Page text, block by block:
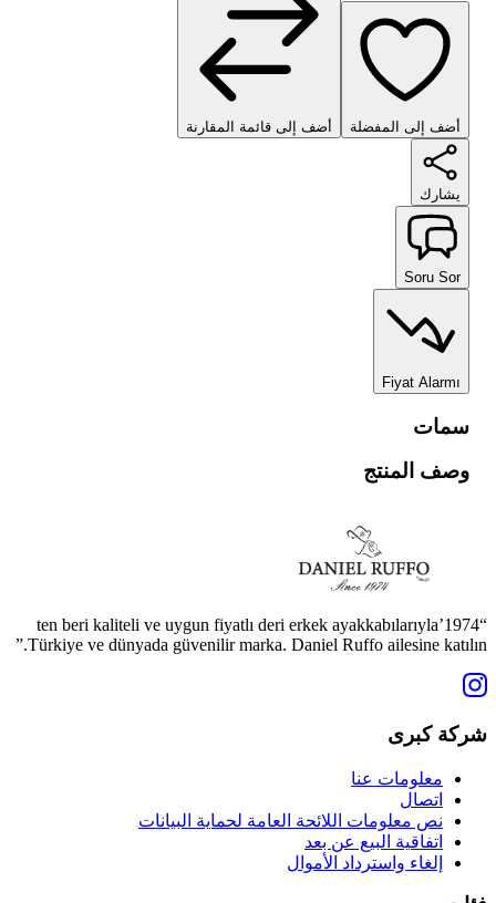
أضف إلى المفضلة أضف إلى قائمة المقارنة
يشارك
Soru Sor
Fiyat Alarmı
سمات
وصف المنتج
“1974’ten beri kaliteli ve uygun fiyatlı deri erkek ayakkabılarıyla
Türkiye ve dünyada güvenilir marka. Daniel Ruffo ailesine katılın.”
شركة كبرى
معلومات عنا
اتصال
نص معلومات اللائحة العامة لحماية البيانات
اتفاقية البيع عن بعد
إلغاء واسترداد الأموال